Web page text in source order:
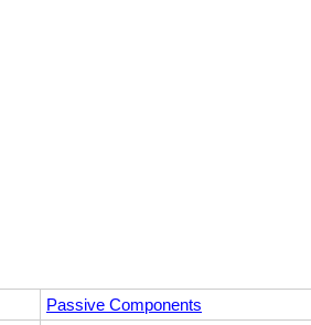
Passive Components